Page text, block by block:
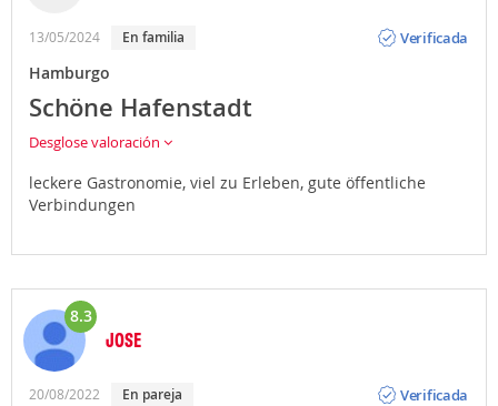
13/05/2024 En familia
Verificada
Hamburgo
Schöne Hafenstadt
Desglose valoración
leckere Gastronomie, viel zu Erleben, gute öffentliche
Verbindungen
8.3
JOSE
20/08/2022 En pareja
Verificada